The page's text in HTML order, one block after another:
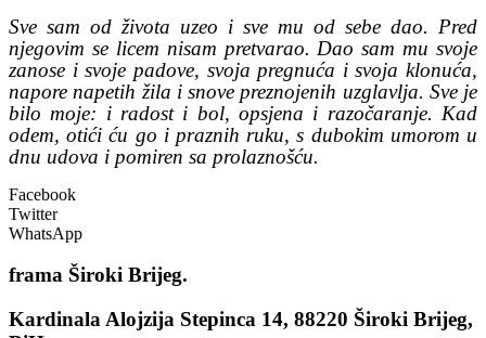
Sve sam od života uzeo i sve mu od sebe dao. Pred
njegovim se licem nisam pretvarao. Dao sam mu svoje
zanose i svoje padove, svoja pregnuća i svoja klonuća,
napore napetih žila i snove preznojenih uzglavlja. Sve je
bilo moje: i radost i bol, opsjena i razočaranje. Kad
odem, otići ću go i praznih ruku, s dubokim umorom u
dnu udova i pomiren sa prolaznošću.
Facebook
Twitter
WhatsApp
frama Široki Brijeg.
Kardinala Alojzija Stepinca 14, 88220 Široki Brijeg,